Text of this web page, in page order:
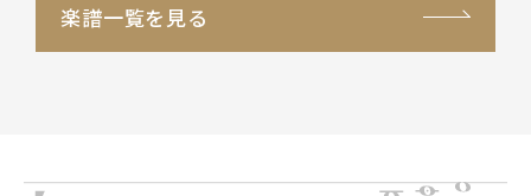
楽譜一覧を見る